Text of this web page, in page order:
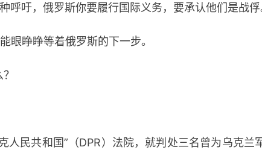
，俄罗斯你要履行国际义务，要承认他们是战俘
睁睁等着俄罗斯的下一步。
共和国”（DPR）法院，就判处三名曾为乌克兰